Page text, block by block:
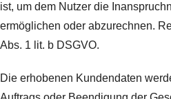
ist, um dem Nutzer die
ermöglichen oder abzurechnen.
Abs. 1 lit. b DSGVO.
Die erhobenen Kundendaten